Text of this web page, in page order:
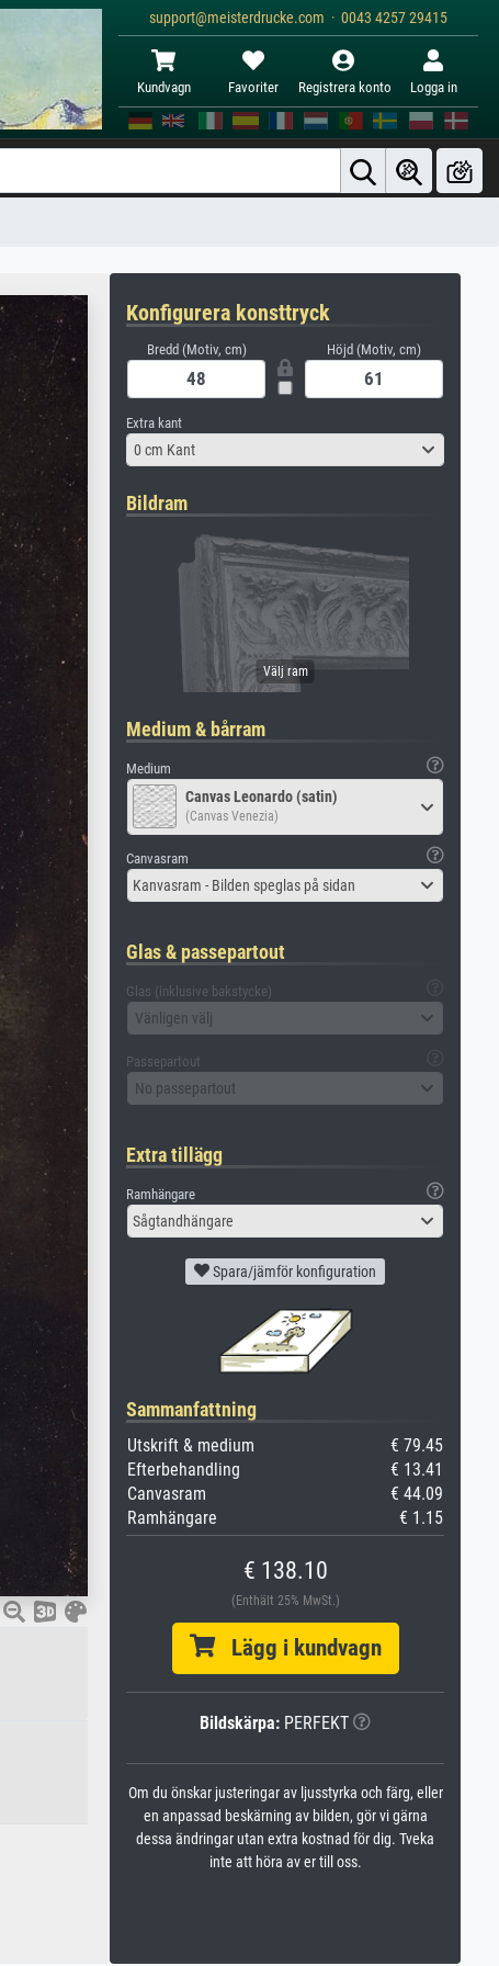
support@meisterdrucke.com · 0043 4257 29415
Kundvagn Favoriter Registrera konto Logga in
Konfigurera konsttryck
Bredd (Motiv, cm) Höjd (Motiv, cm)
Extra kant
0 cm Kant
Bildram
Medium & bårram
Medium
Canvas Leonardo (satin)
(Canvas Venezia)
Canvasram
Kanvasram - Bilden speglas på sidan
Glas & passepartout
Glas (inklusive bakstycke)
Vänligen välj
Passepartout
No passepartout
Extra tillägg
Ramhängare
Sågtandhängare
Spara/jämför konfiguration
Sammanfattning
Utskrift & medium
€ 79.45
Efterbehandling
€ 13.41
Canvasram
€ 44.09
Ramhängare
€ 1.15
€ 138.10
(Enthält 25% MwSt.)
Lägg i kundvagn
Bildskärpa: PERFEKT
Om du önskar justeringar av ljusstyrka och färg, eller
en anpassad beskärning av bilden, gör vi gärna
dessa ändringar utan extra kostnad för dig. Tveka
inte att höra av er till oss.